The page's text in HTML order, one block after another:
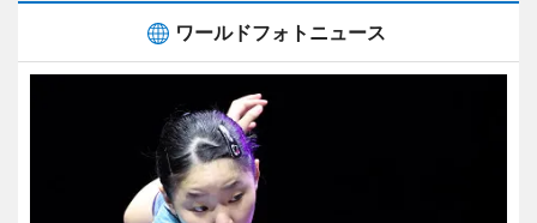
ワールドフォトニュース